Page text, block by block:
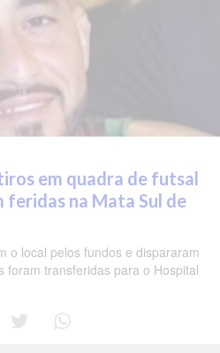
em quadra de futsal
feridas na Mata Sul de
o local pelos fundos e dispararam
foram transferidas para o Hospital